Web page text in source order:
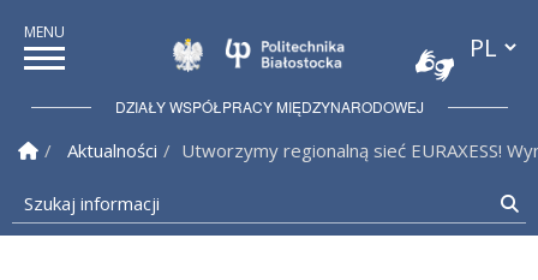
Politechnika
DZIAŁY WSPÓŁPRACY MIĘDZYNARODOWEJ
Strona Główna
Aktualności
Utworzymy regionalną sieć EURAXESS!
Szukaj informacji